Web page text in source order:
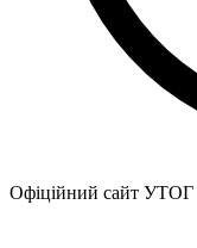
Офіційний сайт УТОГ